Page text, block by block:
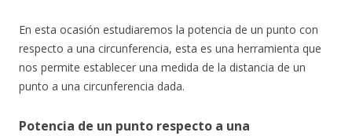
En esta ocasión estudiaremos la potencia de un punto con
respecto a una circunferencia, esta es una herramienta que
nos permite establecer una medida de la distancia de un
punto a una circunferencia dada.
Potencia de un punto respecto a una